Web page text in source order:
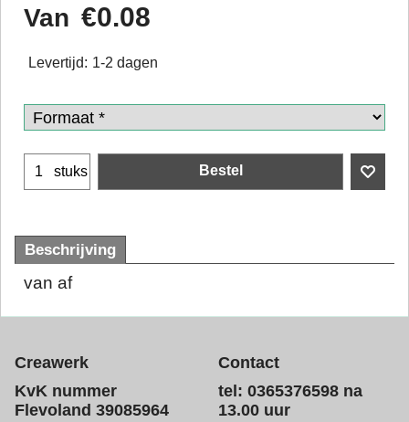
Van €0.08
Levertijd: 1-2 dagen
stuks Bestel
Beschrijving
van af
Creawerk
KvK nummer
Flevoland 39085964
Contact
tel: 0365376598 na
13.00 uur